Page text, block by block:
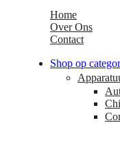
Home
Over Ons
Contact
Shop op